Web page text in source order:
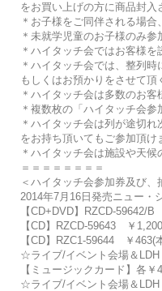
をお買い上げの方に商品封入
＊お子様をご同伴される場
＊未就学児童のお子様のみ
＊ハイタッチ会ではお客様
＊ハイタッチ会では、整列時
もしくはお預かりをさせて頂
＊ハイタッチ会は多数のお
＊複数枚の「ハイタッチ会
＊ハイタッチ会は列が途切
をお持ち頂いてもご参加頂け
＊ハイタッチ会は施設や天
＝＝＝＝＝＝＝＝
＜ハイタッチ会参加券及び、
2014年7月16日発売ニュー・
【CD+DVD】RZCD-59642/
【CD】RZCD-59643 ￥
【CD】RZC1-59644 ￥
☆ライブ/イベント会場＆LDH
【ミュージックカード】各
☆ライブ/イベント会場＆LDH